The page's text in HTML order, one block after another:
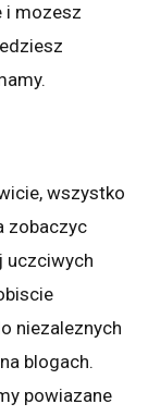
i mozesz
wszystko
zobaczyc
uczciwych
niezaleznych
blogach.
powiazane